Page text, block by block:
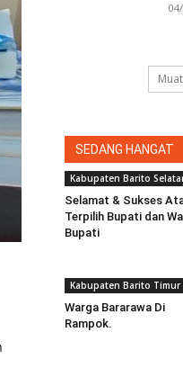
SEDANG HANGAT
Kabupaten Barito
Selamat & Sukses
Terpilih Bupati dan
Bupati
Kabupaten Barito Timur
Warga Bararawa Di
Rampok.